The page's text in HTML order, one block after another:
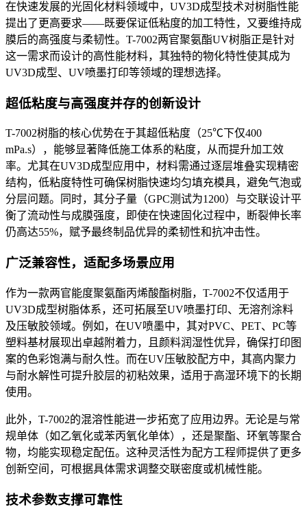
在快速发展的光固化材料领域中， UV3D成型技术对树脂性能
提出了更高要求——既要保证低粘度的加工特性，又要维持成
膜后的高强度与柔韧性。 T-7002两官聚氨酯UV树脂正是针对
这一需求而设计的高性能材料，其独特的物化特性使其成为
UV3D成型、 UV喷墨打印等领域的理想选择。
超低粘度与高强度并存的创新设计
T-7002树脂的核心优势在于其超低粘度（25℃ 下仅400
mPa.s），能够显著降低施工体系的粘度，从而提升加工效
率。尤其在UV3D成型应用中，材料需通过逐层堆叠实现精密
结构，低粘度特性可确保树脂快速均匀填充模具，避免气泡或
分层问题。同时，其分子量（GPC测试为1200）与交联设计平
衡了流动性与成膜强度，即使在快速固化过程中，断裂伸长率
仍高达55%，赋予最终制品优异的柔韧性和抗冲击性。
广泛兼容性，适配多场景应用
作为一款两官能度聚氨酯丙烯酸酯树脂， T-7002不仅适用于
UV3D成型树脂体系，还可拓展至UV喷墨打印、无溶剂涂料
及压敏胶领域。例如，在UV喷墨中，其对PVC、 PET、 PC等
塑料基材展现出卓越附着力，且颜料润湿性优异，确保打印图
案的色彩饱满与耐久性。而在UV压敏胶配方中，其高内聚力
与耐水解性可提升胶层的初粘效果，适用于高湿环境下的长期
使用。
此外， T-7002的混溶性能进一步拓宽了应用边界。无论是与常
规单体（如乙氧化或苯丙氧化单体），还是聚酯、环氧等聚合
物，均能实现稳定配伍。这种灵活性为配方工程师提供了更多
创新空间，可根据具体需求调整交联密度或机械性能。
技术参数支撑可靠性